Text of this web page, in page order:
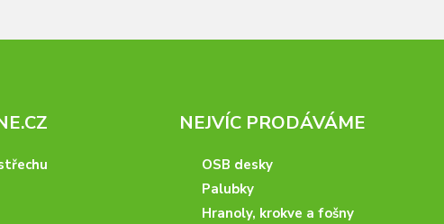
NEJVÍC PRODÁVÁME
OSB desky
Palubky
Hranoly, krokve a fošny